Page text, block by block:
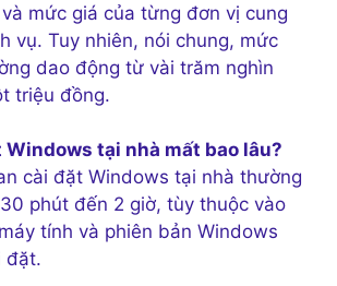
mức giá của từng đơn vị cung
vụ. Tuy nhiên, nói chung, mức
dao động từ vài trăm nghìn
triệu đồng.
Windows tại nhà mất bao lâu?
cài đặt Windows tại nhà thường
phút đến 2 giờ, tùy thuộc vào
tính và phiên bản Windows
đặt.